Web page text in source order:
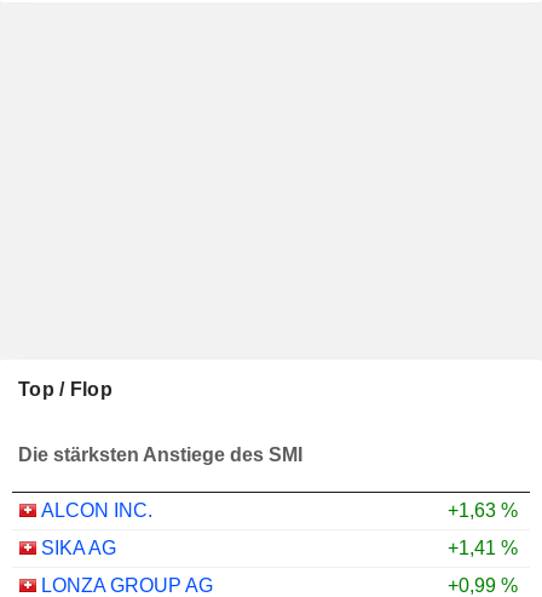
Top / Flop
Die stärksten Anstiege des SMI
ALCON INC.
+1,63 %
SIKA AG
+1,41 %
LONZA GROUP AG
+0,99 %